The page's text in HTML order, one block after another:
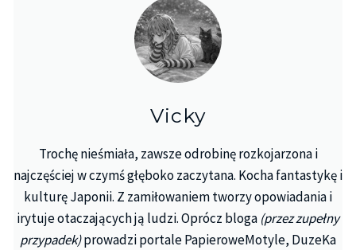
Vicky
Trochę nieśmiała, zawsze odrobinę rozkojarzona i
najczęściej w czymś głęboko zaczytana. Kocha fantastykę i
kulturę Japonii. Z zamiłowaniem tworzy opowiadania i
irytuje otaczających ją ludzi. Oprócz bloga (przez zupełny
przypadek)prowadzi portale PapieroweMotyle, DuzeKa